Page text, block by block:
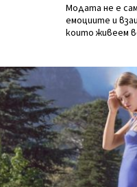
Answear
Модата не е
емоциите и
които живеем